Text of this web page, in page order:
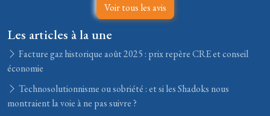
Voir tous les avis
Les articles à la une
Facture gaz historique août 2025 : prix repère CRE et conseil
économie
Technosolutionnisme ou sobriété : et si les Shadoks nous
montraient la voie à ne pas suivre ?